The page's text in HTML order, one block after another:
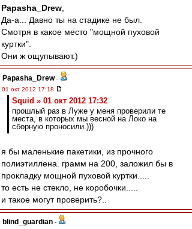
Papasha_Drew
Да-а... Давно ты на стадике не был.
Смотря в какое место "мощной пуховой
куртки".
Они ж ощупывают.)
Papasha_Drew-
01 окт 2012 17:18
Squid » 01 окт 2012 17:32
прошлый раз в Луже у меня проверили те
места, в которых мы весной на Локо на
сборную проносили.)))
я бы маленькие пакетики, из прочного
полиэтиллена. грамм на 200, заложил бы в
прокладку мощной пуховой куртки.....
то есть не стекло, не коробочки.....
и такое могут проверить?..
blind_guardian -